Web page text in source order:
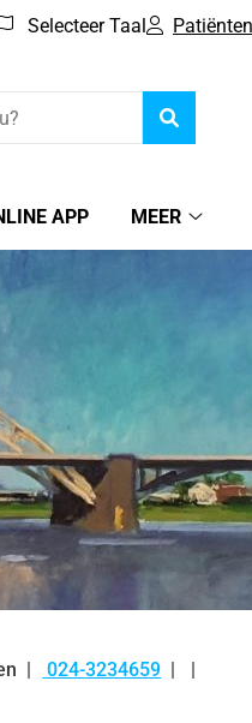
Selecteer Taal
APP
MEER
Tel:
024-3234659